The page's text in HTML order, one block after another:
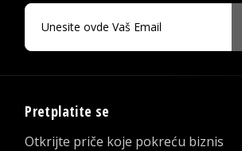
Pretplatite se
Otkrijte priče koje pokreću biznis